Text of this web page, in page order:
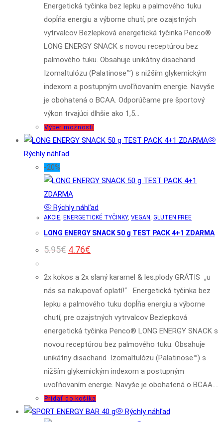
Energetická tyčinka bez lepku a palmového tuku
dopĺňa energiu a výborne chutí, pre ozajstných
vytrvalcov Bezlepková energetická tyčinka Penco®
LONG ENERGY SNACK s novou receptúrou bez
palmového tuku. Obsahuje unikátny disacharid
Izomaltulózu (Palatinose™) s nižším glykemickým
indexom a postupným uvoľňovaním energie. Navyše
je obohatená o BCAA. Odporúčame pre športový
výkon trvajúci dlhšie ako 1,5…
Výber možností
produkt
variantov.
si
môžete
vybrať
produktu.
Rýchly náhľad
-20%
Rýchly náhľad
AKCIE, ENERGETICKÉ TYČINKY, VEGAN , GLUTEN FREE
LONG ENERGY SNACK 50 g TEST PACK 4+1 ZDARMA
5.95€ Pôvodná
cena
5.95€.
4.76€
cena
4.76€.
2x kokos a 2x slaný karamel & les.plody GRÁTIS „u
nás sa nakupovať oplatí!“ Energetická tyčinka bez
lepku a palmového tuku dopĺňa energiu a výborne
chutí, pre ozajstných vytrvalcov Bezlepková
energetická tyčinka Penco® LONG ENERGY SNACK s
novou receptúrou bez palmového tuku. Obsahuje
unikátny disacharid Izomaltulózu (Palatinose™) s
nižším glykemickým indexom a postupným
uvoľňovaním energie. Navyše je obohatená o BCAA.…
Pridať do košíka
Rýchly náhľad